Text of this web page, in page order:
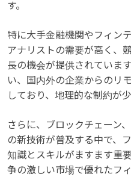
す。
特に大手金融機関やフィン
アナリストの需要が高く、
長の機会が提供されていま
い、国内外の企業からのリ
しており、地理的な制約が
さらに、ブロックチェーン
の新技術が普及する中で、
知識とスキルがますます重
争の激しい市場で優れたフ